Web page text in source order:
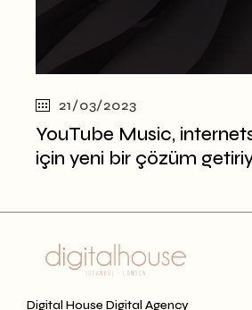
21/03/2023
YouTube Music,
için yeni bir çözüm
Digital House Digital Agency